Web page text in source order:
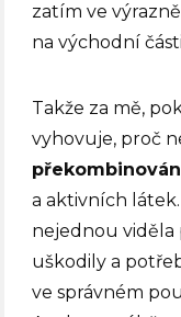
zatím ve
na východní
Takže za mě,
vyhovuje, proč
a aktivních
nejednou
uškodily a
ve správném